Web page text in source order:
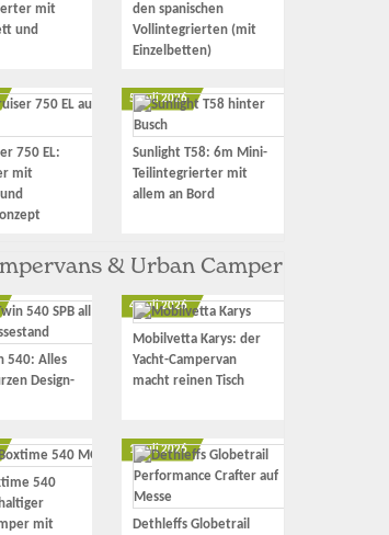
mit
und
den spanischen
Vollintegrierten (mit
Einzelbetten)
750 EL:
mit
5. Juli 2026
Sunlight T58: 6m Mini-
Teilintegrierter mit
allem an Bord
& Urban Camper
540: Alles
Design-
4. Juli 2026
Mobilvetta Karys: der
Yacht-Campervan
macht reinen Tisch
540
mit
1. Juli 2026
Dethleffs Globetrail